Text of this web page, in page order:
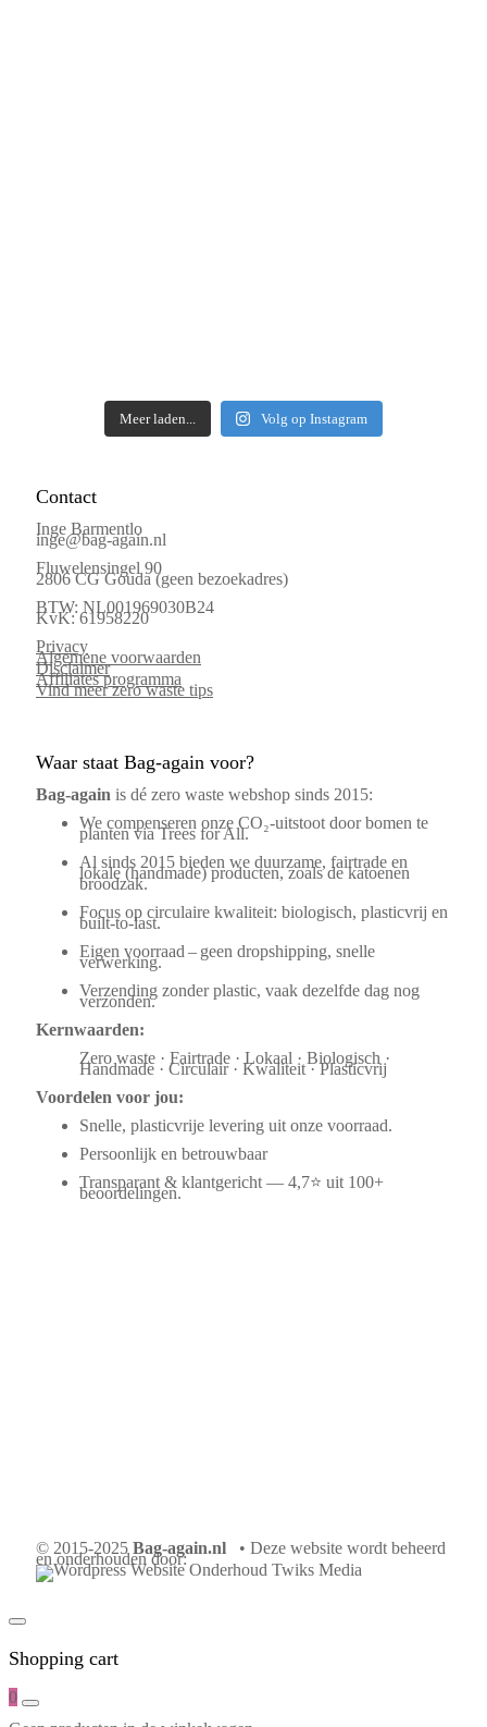
Meer laden... Volg op Instagram
Contact
Inge Barmentlo
inge@bag-again.nl
Fluwelensingel 90
2806 CG Gouda (geen bezoekadres)
BTW: NL001969030B24
KvK: 61958220
Privacy
Algemene voorwaarden
Disclaimer
Affiliates programma
Vind meer zero waste tips
Waar staat Bag-again voor?
Bag‑again is dé zero waste webshop sinds 2015:
We compenseren onze CO₂-uitstoot door bomen te
planten via Trees for All.
Al sinds 2015 bieden we duurzame, fairtrade en
lokale (handmade) producten, zoals de katoenen
broodzak.
Focus op circulaire kwaliteit: biologisch, plasticvrij en
built-to-last.
Eigen voorraad – geen dropshipping, snelle
verwerking.
Verzending zonder plastic, vaak dezelfde dag nog
verzonden.
Kernwaarden:
Zero waste · Fairtrade · Lokaal · Biologisch ·
Handmade · Circulair · Kwaliteit · Plasticvrij
Voordelen voor jou:
Snelle, plasticvrije levering uit onze voorraad.
Persoonlijk en betrouwbaar
Transparant & klantgericht — 4,7⭐ uit 100+
beoordelingen.
© 2015-2025 Bag-again.nl • Deze website wordt beheerd
en onderhouden door:
Shopping cart
0